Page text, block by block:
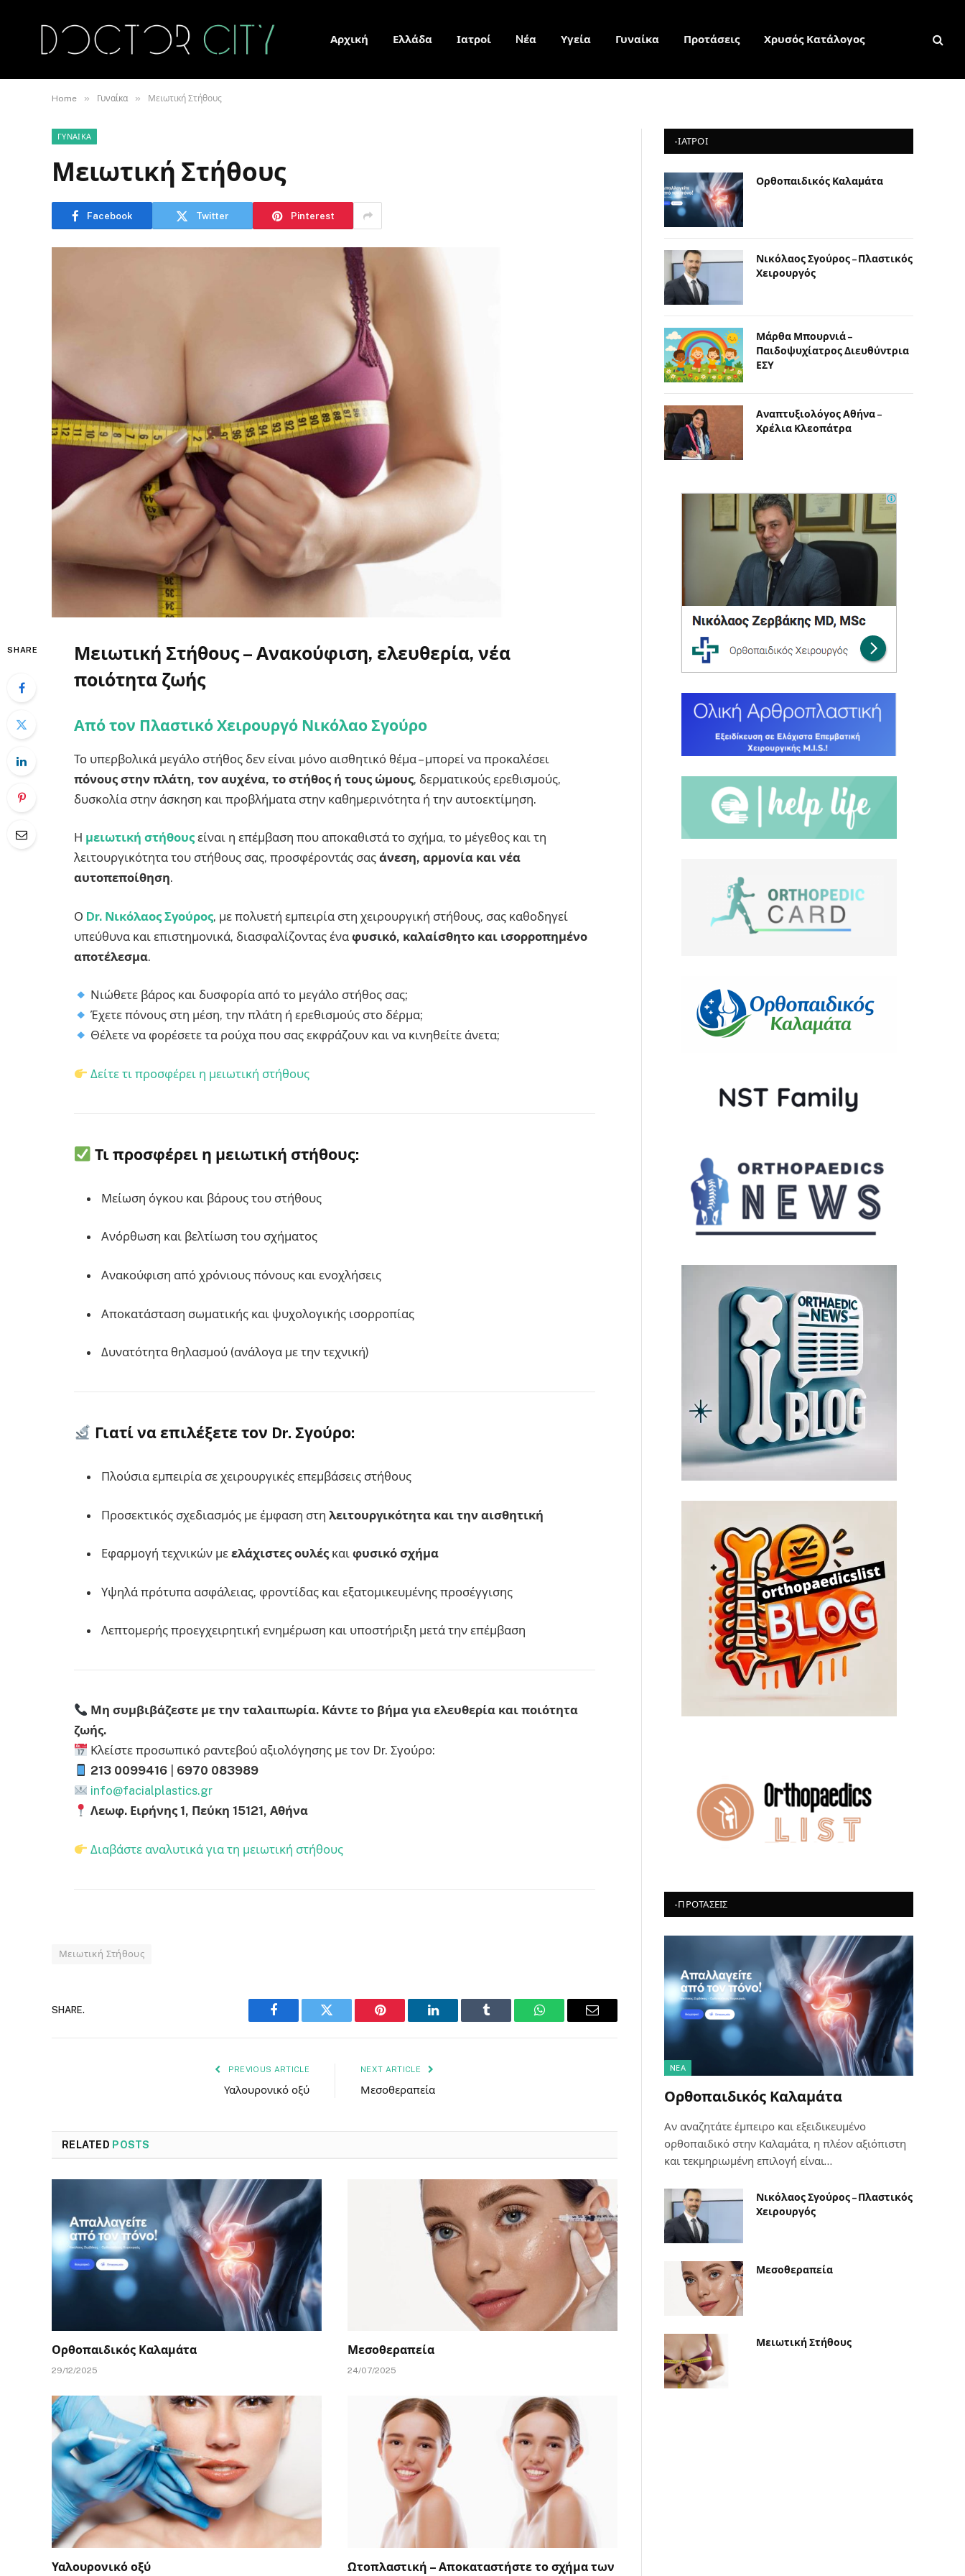
Αρχική Ελλάδα Ιατροί Nέα Υγεία Γυναίκα Προτάσεις Χρυσός Κατάλογος
Home » Γυναίκα » Μειωτική Στήθους
ΓΥΝΑΊΚΑ
Μειωτική Στήθους
Facebook Twitter Pinterest
SHARE
Μειωτική Στήθους – Ανακούφιση, ελευθερία, νέα
ποιότητα ζωής
Από τον Πλαστικό Χειρουργό Νικόλαο Σγούρο
Το υπερβολικά μεγάλο στήθος δεν είναι μόνο αισθητικό θέμα – μπορεί να προκαλέσει
πόνους στην πλάτη, τον αυχένα, το στήθος ή τους ώμους, δερματικούς ερεθισμούς,
δυσκολία στην άσκηση και προβλήματα στην καθημερινότητα ή την αυτοεκτίμηση.
Η μειωτική στήθους είναι η επέμβαση που αποκαθιστά το σχήμα, το μέγεθος και τη
λειτουργικότητα του στήθους σας, προσφέροντάς σας άνεση, αρμονία και νέα
αυτοπεποίθηση.
Ο Dr. Νικόλαος Σγούρος, με πολυετή εμπειρία στη χειρουργική στήθους, σας καθοδηγεί
υπεύθυνα και επιστημονικά, διασφαλίζοντας ένα φυσικό, καλαίσθητο και ισορροπημένο
αποτέλεσμα.
Νιώθετε βάρος και δυσφορία από το μεγάλο στήθος σας;
Έχετε πόνους στη μέση, την πλάτη ή ερεθισμούς στο δέρμα;
Θέλετε να φορέσετε τα ρούχα που σας εκφράζουν και να κινηθείτε άνετα;
Δείτε τι προσφέρει η μειωτική στήθους
Τι προσφέρει η μειωτική στήθους:
Μείωση όγκου και βάρους του στήθους
Ανόρθωση και βελτίωση του σχήματος
Ανακούφιση από χρόνιους πόνους και ενοχλήσεις
Αποκατάσταση σωματικής και ψυχολογικής ισορροπίας
Δυνατότητα θηλασμού (ανάλογα με την τεχνική)
Γιατί να επιλέξετε τον Dr. Σγούρο:
Πλούσια εμπειρία σε χειρουργικές επεμβάσεις στήθους
Προσεκτικός σχεδιασμός με έμφαση στη λειτουργικότητα και την αισθητική
Εφαρμογή τεχνικών με ελάχιστες ουλές και φυσικό σχήμα
Υψηλά πρότυπα ασφάλειας, φροντίδας και εξατομικευμένης προσέγγισης
Λεπτομερής προεγχειρητική ενημέρωση και υποστήριξη μετά την επέμβαση
Μη συμβιβάζεστε με την ταλαιπωρία. Κάντε το βήμα για ελευθερία και ποιότητα
ζωής.
Κλείστε προσωπικό ραντεβού αξιολόγησης με τον Dr. Σγούρο:
213 0099416| 6970 083989
info@facialplastics.gr
Λεωφ. Ειρήνης 1, Πεύκη 15121, Αθήνα
Διαβάστε αναλυτικά για τη μειωτική στήθους
Μειωτική Στήθους
SHARE.
Facebook Twitter Pinterest LinkedIn Tumblr WhatsAppEmail
PREVIOUS ARTICLE
Υαλουρονικό οξύ
NEXT ARTICLE
Μεσοθεραπεία
RELATED POSTS
Ορθοπαιδικός Καλαμάτα
29/12/2025
Μεσοθεραπεία
24/07/2025
Υαλουρονικό οξύ
Ωτοπλαστική – Αποκαταστήστε το σχήμα των
-ΙΑΤΡΟΙ
Ορθοπαιδικός Καλαμάτα
Νικόλαος Σγούρος – Πλαστικός
Χειρουργός
Μάρθα Μπουρνιά –
Παιδοψυχίατρος Διευθύντρια
ΕΣΥ
Αναπτυξιολόγος Αθήνα –
Χρέλια Κλεοπάτρα
-ΠΡΟΤΆΣΕΙΣ
NΈΑ
Ορθοπαιδικός Καλαμάτα
Αν αναζητάτε έμπειρο και εξειδικευμένο
ορθοπαιδικό στην Καλαμάτα, η πλέον αξιόπιστη
και τεκμηριωμένη επιλογή είναι…
Νικόλαος Σγούρος – Πλαστικός
Χειρουργός
Μεσοθεραπεία
Μειωτική Στήθους